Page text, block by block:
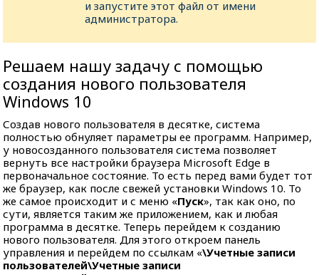
и запустите этот файл от имени
администратора.
Решаем нашу задачу с помощью
создания нового пользователя
Windows 10
Создав нового пользователя в десятке, система
полностью обнуляет параметры ее программ. Например,
у новосозданного пользователя система позволяет
вернуть все настройки браузера Microsoft Edge в
первоначальное состояние. То есть перед вами будет тот
же браузер, как после свежей установки Windows 10. То
же самое происходит и с меню «Пуск», так как оно, по
сути, является таким же приложением, как и любая
программа в десятке. Теперь перейдем к созданию
нового пользователя. Для этого откроем панель
управления и перейдем по ссылкам «\Учетные записи
пользователей\Учетные записи